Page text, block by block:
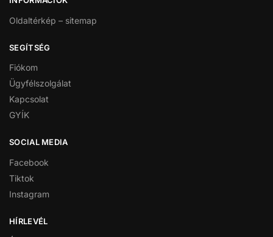
Oldaltérkép – sitemap
SEGÍTSÉG
Fiókom
Ügyfélszolgálat
Kapcsolat
GYÍK
SOCIAL MEDIA
Facebook
Tiktok
Instagram
HÍRLEVÉL